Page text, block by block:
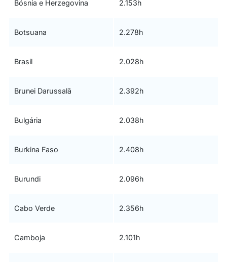
Bósnia e Herzegovina 2.153h
Botsuana 2.278h
Brasil 2.028h
Brunei Darussalã 2.392h
Bulgária 2.038h
Burkina Faso 2.408h
Burundi 2.096h
Cabo Verde 2.356h
Camboja 2.101h